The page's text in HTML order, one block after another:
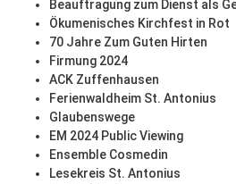
Beauftragung zum Dienst als
Ökumenisches Kirchfest in Rot
70 Jahre Zum Guten Hirten
Firmung 2024
ACK Zuffenhausen
Ferienwaldheim St. Antonius
Glaubenswege
EM 2024 Public Viewing
Ensemble Cosmedin
Lesekreis St. Antonius